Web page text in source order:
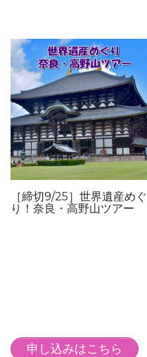
［締切9/25］世界遺産めぐ
り！奈良・高野山ツアー
申し込みはこちら